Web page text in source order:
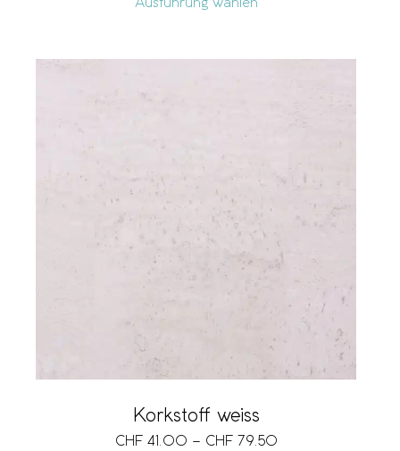
Ausführung wählen
Korkstoff weiss
CHF 41.00 – CHF 79.50